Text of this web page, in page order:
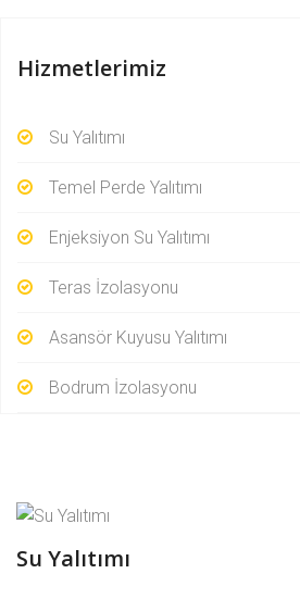
Hizmetlerimiz
Su Yalıtımı
Temel Perde Yalıtımı
Enjeksiyon Su Yalıtımı
Teras İzolasyonu
Asansör Kuyusu Yalıtımı
Bodrum İzolasyonu
Su Yalıtımı